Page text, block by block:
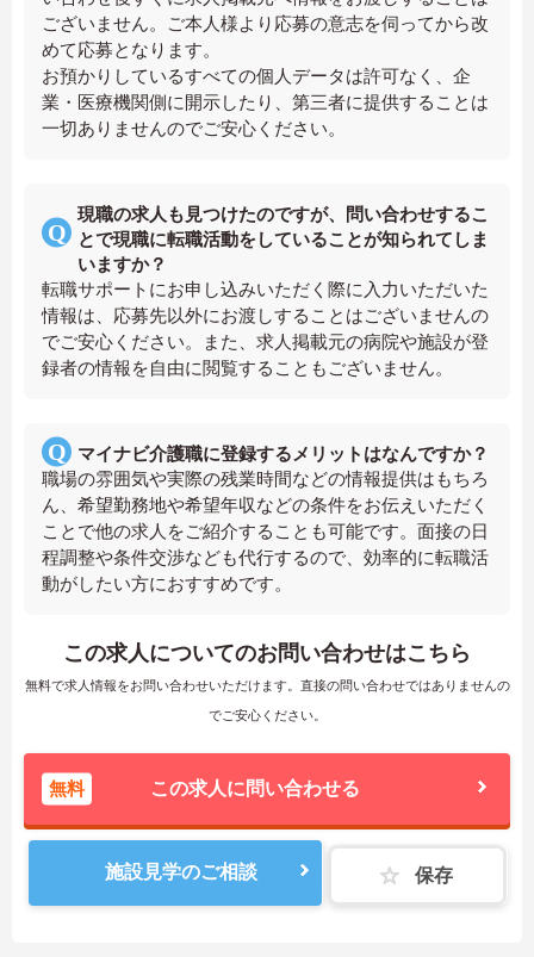
ございません。ご本人様より応募の意志を伺ってから改
めて応募となります。
お預かりしているすべての個人データは許可なく、企
業・医療機関側に開示したり、第三者に提供することは
一切ありませんのでご安心ください。
現職の求人も見つけたのですが、問い合わせするこ
とで現職に転職活動をしていることが知られてしま
いますか？
転職サポートにお申し込みいただく際に入力いただいた
情報は、応募先以外にお渡しすることはございませんの
でご安心ください。また、求人掲載元の病院や施設が登
録者の情報を自由に閲覧することもございません。
マイナビ介護職に登録するメリットはなんですか？
職場の雰囲気や実際の残業時間などの情報提供はもちろ
ん、希望勤務地や希望年収などの条件をお伝えいただく
ことで他の求人をご紹介することも可能です。面接の日
程調整や条件交渉なども代行するので、効率的に転職活
動がしたい方におすすめです。
この求人についてのお問い合わせはこちら
無料で求人情報をお問い合わせいただけます。直接の問い合わせではありませんの
でご安心ください。
無料 この求人に問い合わせる
施設見学のご相談 保存